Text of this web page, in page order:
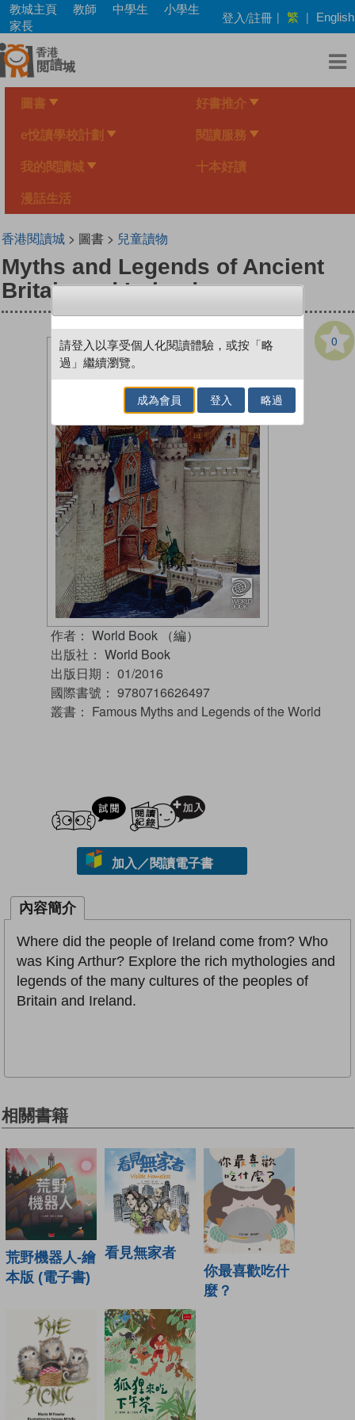
Skip
main
content
教城主頁 教師 中學生
小學生
家長
登入/註冊 | 繁 | English
圖書 好書推介
e悅讀學校計劃 閱讀服務
我的閱讀城 十本好讀
漫話生活
香港閱讀城> 圖書 > 兒童讀物
Myths and Legends of Ancient
Britain and Ireland
0
作者： World Book （編）
出版社： World Book
出版日期： 01/2016
國際書號： 9780716626497
叢書： Famous Myths and Legends of the World
試閲
加入／閱讀電子書
內容簡介
Where did the people of Ireland come from? Who
was King Arthur? Explore the rich mythologies and
legends of the many cultures of the peoples of
Britain and Ireland.
相關書籍
荒野機器人-繪
本版 (電子書)
看見無家者
你最喜歡吃什
麼？
請登入以享受個人化閱讀體驗，或按「略
過」繼續瀏覽。
成為會員 登入 略過